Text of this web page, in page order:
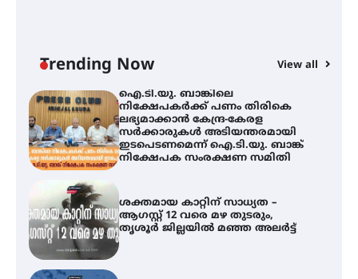
Trending Now View all
ഐ.ടി.യു. ബാങ്കിലെ
നിക്ഷേപകർക്ക് പണം തിരികെ
ലഭ്യമാക്കാൻ കേന്ദ്ര-കേരള
സർക്കാരുകൾ അടിയന്തരമായി
ഇടപെടണമെന്ന് ഐ.ടി.യു. ബാങ്ക്
നിക്ഷേപക സംരക്ഷണ സമിതി
ശക്തമായ കാറ്റിന് സാധ്യത –
ആഗസ്റ്റ് 12 വരെ മഴ തുടരും,
തൃശൂർ ജില്ലയിൽ മഞ്ഞ അലർട്ട്